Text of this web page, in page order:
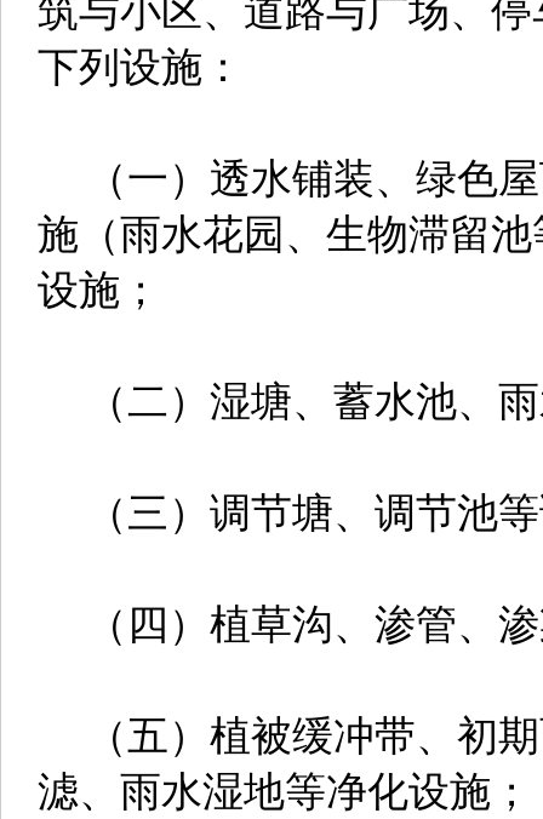
下列设施：
（一）透水铺装、绿色
施（雨水花园、生物滞留
设施；
（二）湿塘、蓄水池、
（三）调节塘、调节池
（四）植草沟、渗管、
（五）植被缓冲带、初
滤、雨水湿地等净化设施；